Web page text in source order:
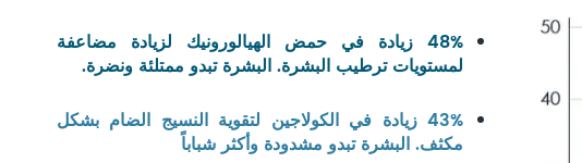
48% زيادة في حمض الهيالورونيك لزيادة مضاعفة
لمستويات ترطيب البشرة. البشرة تبدو ممتلئة ونضرة.
43% زيادة في الكولاجين لتقوية النسيج الضام بشكل
مكثف. البشرة تبدو مشدودة وأكثر شباباً